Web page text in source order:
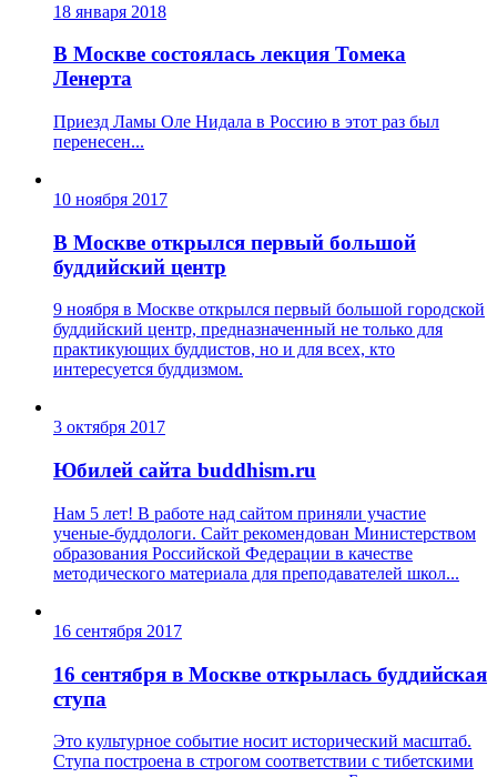
18 января 2018
В Москве состоялась лекция Томека
Ленерта
Приезд Ламы Оле Нидала в Россию в этот раз был
перенесен...
10 ноября 2017
В Москве открылся первый большой
буддийский центр
9 ноября в Москве открылся первый большой городской
буддийский центр, предназначенный не только для
практикующих буддистов, но и для всех, кто
интересуется буддизмом.
3 октября 2017
Юбилей сайта buddhism.ru
Нам 5 лет! В работе над сайтом приняли участие
ученые-буддологи. Сайт рекомендован Министерством
образования Российской Федерации в качестве
методического материала для преподавателей школ...
16 сентября 2017
16 сентября в Москве открылась буддийская
ступа
Это культурное событие носит исторический масштаб.
Ступа построена в строгом соответствии с тибетскими